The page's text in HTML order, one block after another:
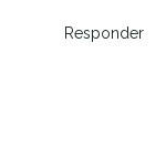
Responder